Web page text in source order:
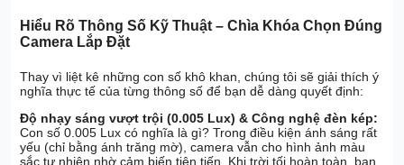
Hiểu Rõ Thông Số Kỹ Thuật – Chìa Khóa Chọn Đúng
Camera Lắp Đặt
Thay vì liệt kê những con số khô khan, chúng tôi sẽ giải thích ý
nghĩa thực tế của từng thông số để bạn dễ dàng quyết định:
Độ nhạy sáng vượt trội (0.005 Lux) & Công nghệ đèn kép:
Con số 0.005 Lux có nghĩa là gì? Trong điều kiện ánh sáng rất
yếu (chỉ bằng ánh trăng mờ), camera vẫn cho hình ảnh màu
sắc tự nhiên nhờ cảm biến tiên tiến. Khi trời tối hoàn toàn, bạn